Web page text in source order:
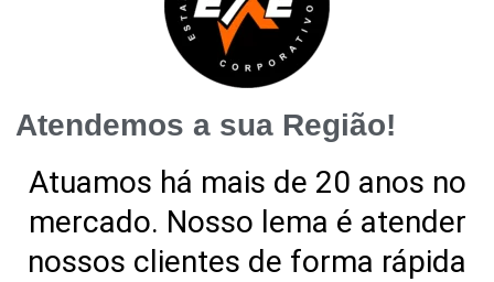
Atendemos a sua Região!
Atuamos há mais de 20 anos no
mercado. Nosso lema é atender
nossos clientes de forma rápida